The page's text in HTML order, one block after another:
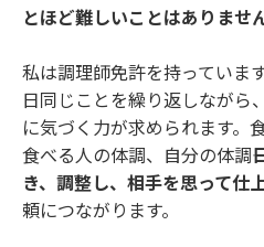
とほど難しいことはありません
私は調理師免許を持っていま
日同じことを繰り返しながら
に気づく力が求められます。
食べる人の体調、自分の体調
き、調整し、相手を思って仕上
頼につながります。